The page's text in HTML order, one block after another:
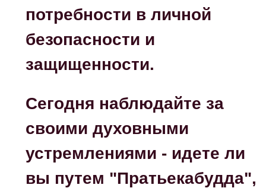
потребности в личной
безопасности и
защищенности.
Сегодня наблюдайте за
своими духовными
устремлениями - идете ли
вы путем "Пратьекабудда",